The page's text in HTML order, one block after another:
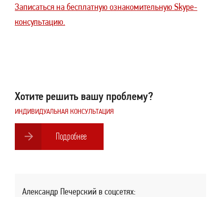
Записаться на бесплатную ознакомительную Skype-
консультацию.
Хотите решить вашу проблему?
ИНДИВИДУАЛЬНАЯ КОНСУЛЬТАЦИЯ
Александр Печерский в соцсетях: